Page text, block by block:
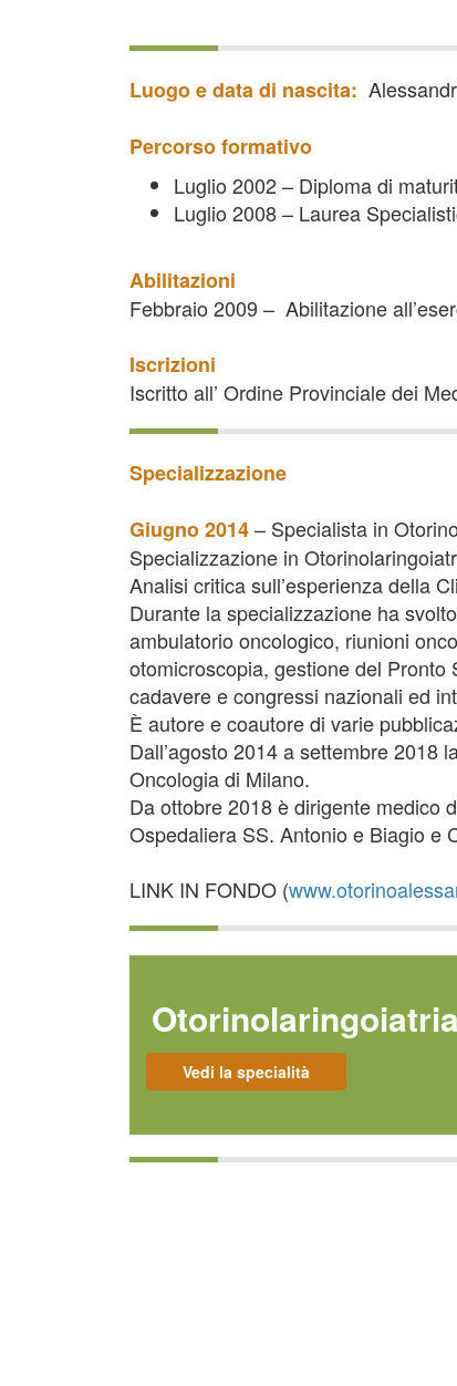
Luogo e data di nascita:
Percorso formativo
Luglio 2002 – Diploma di
Luglio 2008 – Laurea
Abilitazioni
Febbraio 2009 – Abilitazione
Iscrizioni
Iscritto all’ Ordine Provinciale dei
Specializzazione
Giugno 2014– Specialista in
Specializzazione in
Analisi critica sull’esperienza della
Durante la specializzazione ha
ambulatorio oncologico, riunioni
otomicroscopia, gestione del
cadavere e congressi nazionali ed
È autore e coautore di varie
Dall’agosto 2014 a settembre 2018
Oncologia di Milano.
Da ottobre 2018 è dirigente medico
Ospedaliera SS. Antonio e Biagio e
LINK IN FONDO (
Otorinolaringoiatria
Vedi la specialità